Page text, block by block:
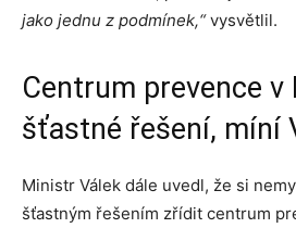
jako jednu z podmínek,“vysvětlil.
Centrum prevence v
šťastné řešení, míní
Ministr Válek dále uvedl, že si
šťastným řešením zřídit centrum